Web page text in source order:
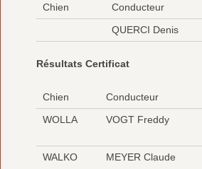
Chien Conducteur
QUERCI Denis
Résultats Certificat
Chien Conducteur
WOLLA
VOGT Freddy
WALKO MEYER Claude